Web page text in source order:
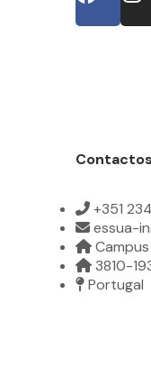
Contactos
+351
essua-
3810-
Portugal